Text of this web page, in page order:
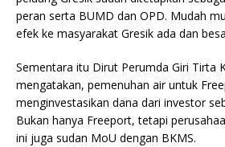
peran serta BUMD dan OPD. Mudah
efek ke masyarakat Gresik ada dan
Sementara itu Dirut Perumda Giri Tirta
mengatakan, pemenuhan air untuk
menginvestasikan dana dari investor
Bukan hanya Freeport, tetapi
ini juga sudan MoU dengan BKMS.